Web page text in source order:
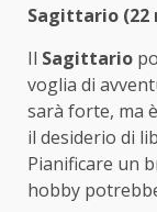
Sagittario (22
Il Sagittario
voglia di
sarà forte, ma
il desiderio di
Pianificare un
hobby